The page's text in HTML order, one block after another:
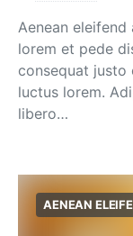
Aenean
lorem et pede
consequat justo
luctus lorem.
libero…
AENEAN